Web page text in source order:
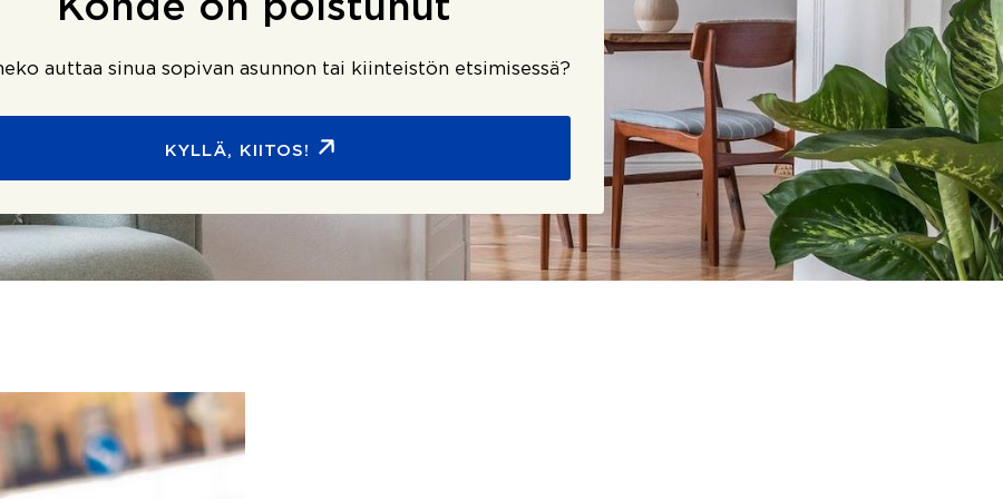
Kohde on poistunut
auttaa sinua sopivan asunnon tai kiinteistön etsimisessä?
KYLLÄ, KIITOS!